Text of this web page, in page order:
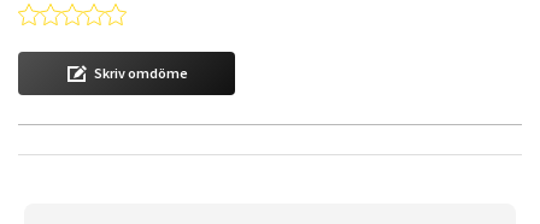
0.0 star rating
Skriv omdöme